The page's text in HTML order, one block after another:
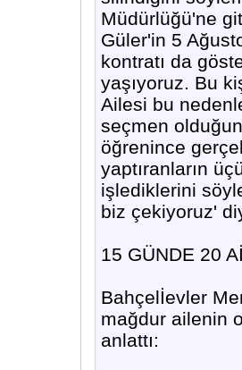
Müdürlüğü'ne
Güler'in 5
kontratı da
yaşıyoruz. Bu
Ailesi bu
seçmen
öğrenince
yaptıranların
işlediklerini
biz çekiyoruz'
15 GÜNDE 20
Bahçelİevler
mağdur ailenin
anlattı: